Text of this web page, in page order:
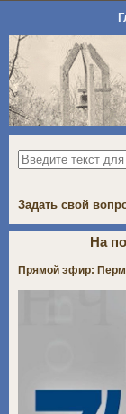
Задать свой
На
Прямой эфир: